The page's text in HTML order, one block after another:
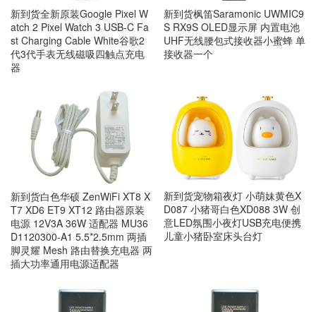
新到货全新原装Google Pixel W
atch 2 Pixel Watch 3 USB-C Fa
st Charging Cable White谷歌2
代3代手表无线磁吸四触点充电
器
新到货枫笛Saramonic UWMIC9
S RX9S OLED显示屏 内置电池
UHF无线腰包式接收器小蜜蜂 单
接收器一个
新到货白色华硕 ZenWiFi XT8 X
T7 XD6 ET9 XT12 路由器原装
电源 12V3A 36W 适配器 MU36
D1120300-A1 5.5*2.5mm 两插
脚灵耀 Mesh 路由替换充电器 两
插大功率通用电源适配器
新到货宠物箱夜灯 小萌妹黄色X
D087 小猪哥白色XD088 3W 创
意LED氛围小夜灯USB充电便携
儿童小猪卧室床头台灯